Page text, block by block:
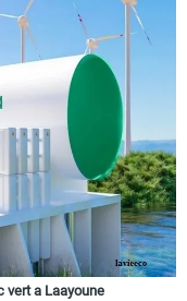
vert a Laayoune